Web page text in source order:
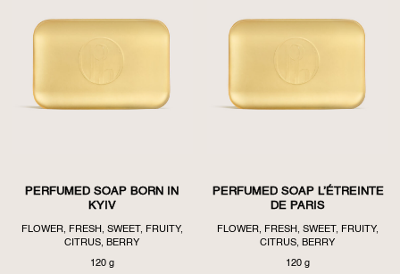
PERFUMED SOAP BORN IN
KYIV
FLOWER, FRESH, SWEET, FRUITY,
CITRUS, BERRY
120 g
PERFUMED SOAP L’ÉTREINTE
DE PARIS
FLOWER, FRESH, SWEET, FRUITY,
CITRUS, BERRY
120 g